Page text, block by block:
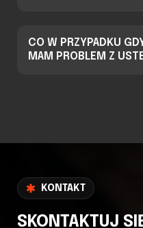
CO W PRZYPADKU
MAM PROBLEM Z
KONTAKT
SKONTAKTUJ